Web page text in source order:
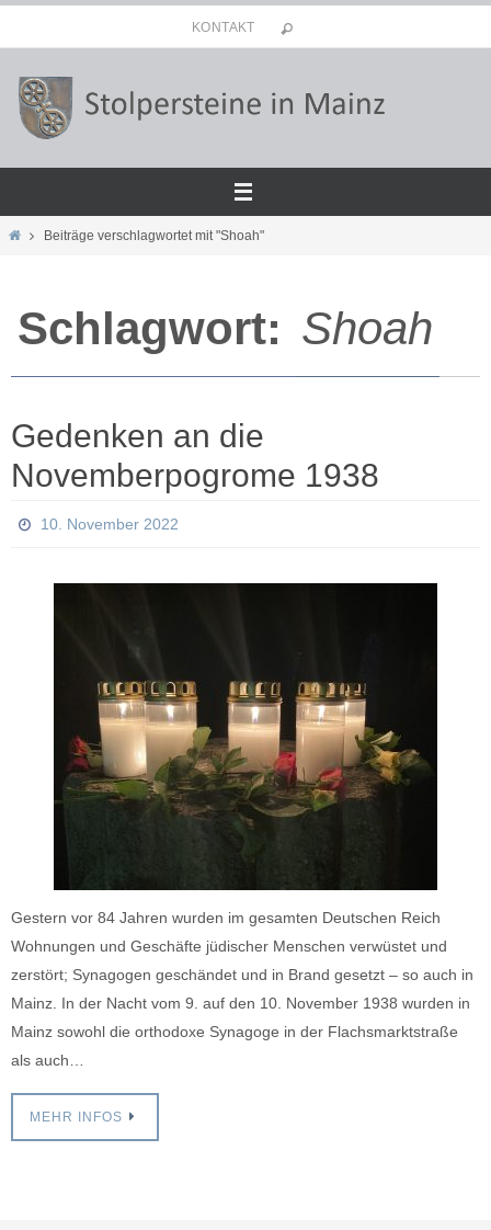
Inhalt
springen
KONTAKT
StartBeiträge verschlagwortet mit "Shoah"
Schlagwort: Shoah
Gedenken an die
Novemberpogrome 1938
10. November 2022
Gestern vor 84 Jahren wurden im gesamten Deutschen Reich
Wohnungen und Geschäfte jüdischer Menschen verwüstet und
zerstört; Synagogen geschändet und in Brand gesetzt – so auch in
Mainz. In der Nacht vom 9. auf den 10. November 1938 wurden in
Mainz sowohl die orthodoxe Synagoge in der Flachsmarktstraße
als auch…
MEHR INFOS